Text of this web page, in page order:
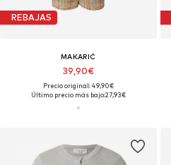
REBAJAS
MAKARIĆ
39,90€
Precio original: 49,90€
Último precio más bajo:27,93€